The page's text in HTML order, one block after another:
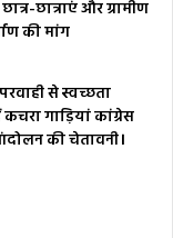
छात्राएं और ग्रामीण
की मांग
से स्वच्छता
गाड़ियां कांग्रेस
की चेतावनी।